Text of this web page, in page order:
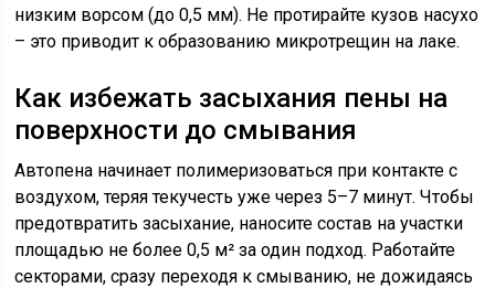
низким ворсом (до 0,5 мм). Не протирайте кузов насухо
– это приводит к образованию микротрещин на лаке.
Как избежать засыхания пены на
поверхности до смывания
Автопена начинает полимеризоваться при контакте с
воздухом, теряя текучесть уже через 5–7 минут. Чтобы
предотвратить засыхание, наносите состав на участки
площадью не более 0,5 м² за один подход. Работайте
секторами, сразу переходя к смыванию, не дожидаясь